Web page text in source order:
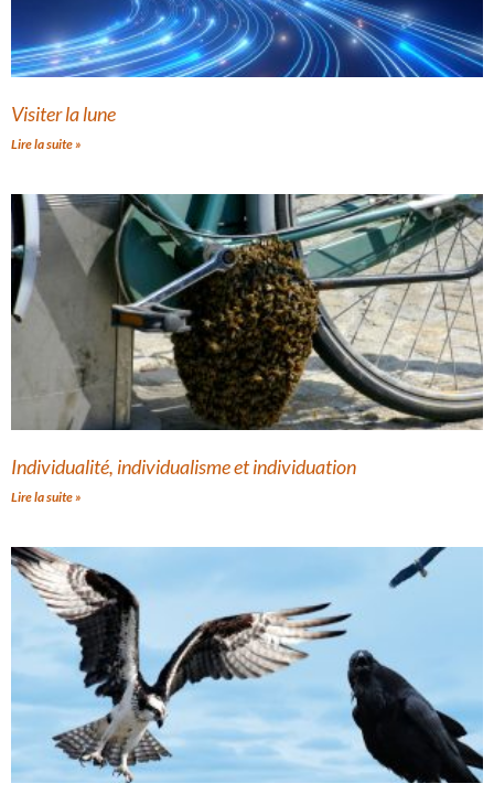
Visiter la lune
Lire la suite »
Individualité, individualisme et individuation
Lire la suite »